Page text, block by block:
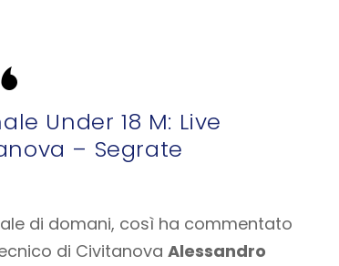
Under 18 M: Live
– Segrate
di domani, così ha commentato
di Civitanova Alessandro